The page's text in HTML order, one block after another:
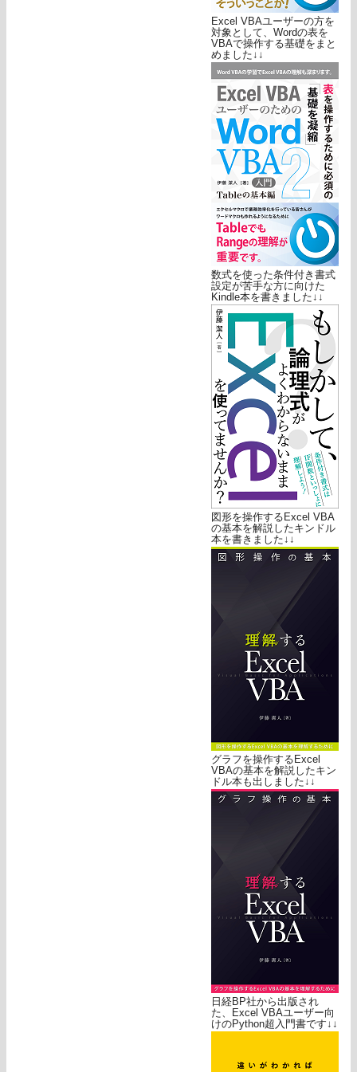
Excel VBAユーザーの方を
対象として、Wordの表を
VBAで操作する基礎をまと
めました↓↓
数式を使った条件付き書式
設定が苦手な方に向けた
Kindle本を書きました↓↓
図形を操作するExcel VBA
の基本を解説したキンドル
本を書きました↓↓
グラフを操作するExcel
VBAの基本を解説したキン
ドル本も出しました↓↓
日経BP社から出版され
た、Excel VBAユーザー向
けのPython超入門書です↓↓